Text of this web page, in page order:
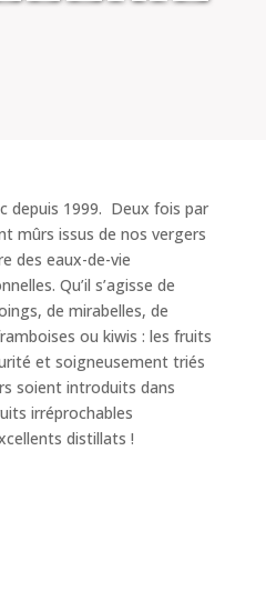
depuis 1999. Deux fois par
mûrs issus de nos vergers
des eaux-de-vie
Qu’il s’agisse de
de mirabelles, de
ou kiwis : les fruits
et soigneusement triés
soient introduits dans
irréprochables
distillats !